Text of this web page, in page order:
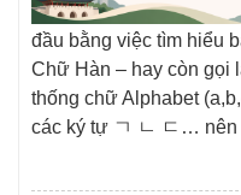
đầu bằng việc tìm hiểu
Chữ Hàn – hay còn gọi
thống chữ Alphabet
các ký tự ㄱ ㄴ ㄷ…